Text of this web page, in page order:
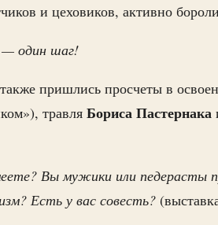
и цеховиков, активно
один шаг!
пришлись просчеты в
травля Бориса Пастернака
Вы мужики или
Есть у вас совесть?